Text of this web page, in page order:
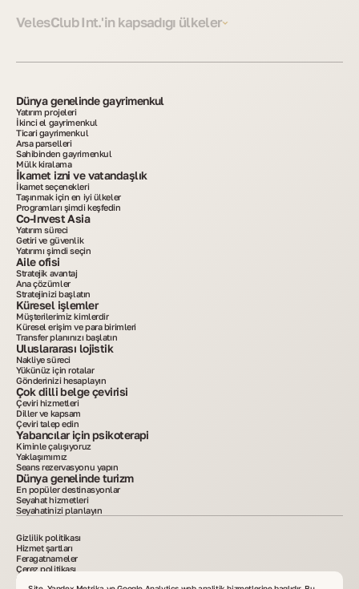
VelesClub Int.'in kapsadığı ülkeler
Dünya genelinde gayrimenkul
Yatırım projeleri
İkinci el gayrimenkul
Ticari gayrimenkul
Arsa parselleri
Sahibinden gayrimenkul
Mülk kiralama
İkamet izni ve vatandaşlık
İkamet seçenekleri
Taşınmak için en iyi ülkeler
Programları şimdi keşfedin
Co-Invest Asia
Yatırım süreci
Getiri ve güvenlik
Yatırımı şimdi seçin
Aile ofisi
Stratejik avantaj
Ana çözümler
Stratejinizi başlatın
Küresel işlemler
Müşterilerimiz kimlerdir
Küresel erişim ve para birimleri
Transfer planınızı başlatın
Uluslararası lojistik
Nakliye süreci
Yükünüz için rotalar
Gönderinizi hesaplayın
Çok dilli belge çevirisi
Çeviri hizmetleri
Diller ve kapsam
Çeviri talep edin
Yabancılar için psikoterapi
Kiminle çalışıyoruz
Yaklaşımımız
Seans rezervasyonu yapın
Dünya genelinde turizm
En popüler destinasyonlar
Seyahat hizmetleri
Seyahatinizi planlayın
Gizlilik politikası
Hizmet şartları
Feragatnameler
Çerez politikası